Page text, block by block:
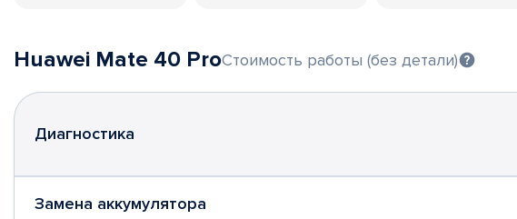
Huawei Mate 40 ProСтоимость работы (без детали)
Диагностика
Замена аккумулятора